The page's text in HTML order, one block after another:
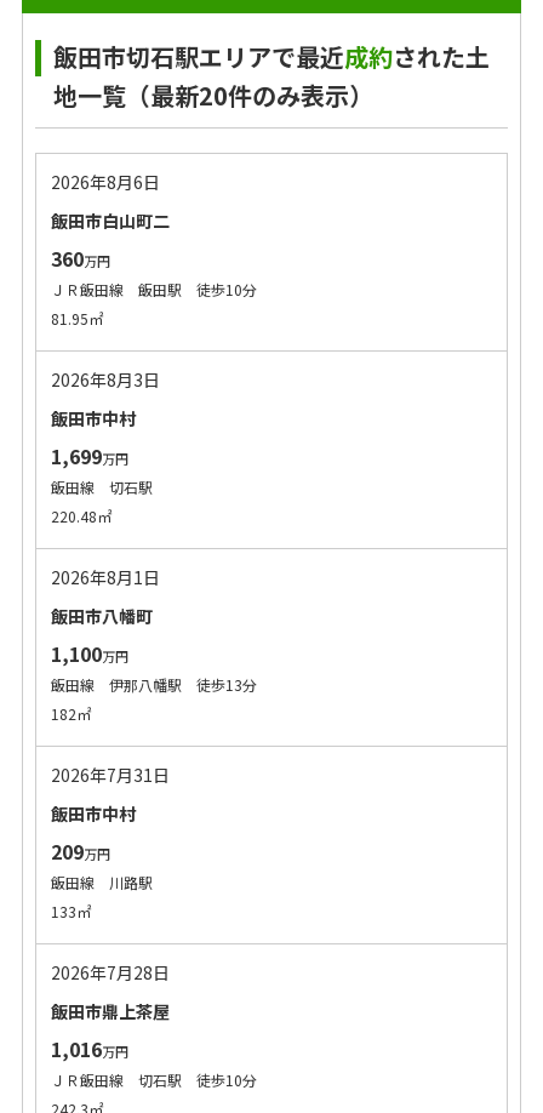
飯田市切石駅エリアで最近成約された土
地一覧（最新20件のみ表示）
2026年8月6日
飯田市白山町二
360万円
ＪＲ飯田線 飯田駅 徒歩10分
81.95㎡
2026年8月3日
飯田市中村
1,699万円
飯田線 切石駅
220.48㎡
2026年8月1日
飯田市八幡町
1,100万円
飯田線 伊那八幡駅 徒歩13分
182㎡
2026年7月31日
飯田市中村
209万円
飯田線 川路駅
133㎡
2026年7月28日
飯田市鼎上茶屋
1,016万円
ＪＲ飯田線 切石駅 徒歩10分
242.3㎡